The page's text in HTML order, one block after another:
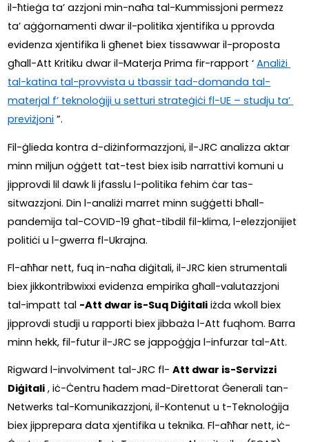
il-ħtieġa ta’ azzjoni min-naħa tal-Kummissjoni permezz
ta’ aġġornamenti dwar il-politika xjentifika u pprovda
evidenza xjentifika li għenet biex tissawwar il-proposta
għall-Att Kritiku dwar il-Materja Prima fir-rapport ‘ Analiżi
tal-katina tal-provvista u tbassir tad-domanda tal-
materjal f’ teknoloġiji u setturi strateġiċi fl-UE – studju ta’
previżjoni ”.
Fil-ġlieda kontra d-diżinformazzjoni, il-JRC analizza aktar
minn miljun oġġett tat-test biex isib narrattivi komuni u
jipprovdi lil dawk li jfasslu l-politika fehim ċar tas-
sitwazzjoni. Din l-analiżi marret minn suġġetti bħall-
pandemija tal-COVID-19 għat-tibdil fil-klima, l-elezzjonijiet
politiċi u l-gwerra fl-Ukrajna.
Fl-aħħar nett, fuq in-naħa diġitali, il-JRC kien strumentali
biex jikkontribwixxi evidenza empirika għall-valutazzjoni
tal-impatt tal -Att dwar is-Suq Diġitali iżda wkoll biex
jipprovdi studji u rapporti biex jibbaża l-Att fuqhom. Barra
minn hekk, fil-futur il-JRC se jappoġġja l-infurzar tal-Att.
Rigward l-involviment tal-JRC fl- Att dwar is-Servizzi
Diġitali , iċ-Ċentru ħadem mad-Direttorat Ġenerali tan-
Netwerks tal-Komunikazzjoni, il-Kontenut u t-Teknoloġija
biex jipprepara data xjentifika u teknika. Fl-aħħar nett, iċ-